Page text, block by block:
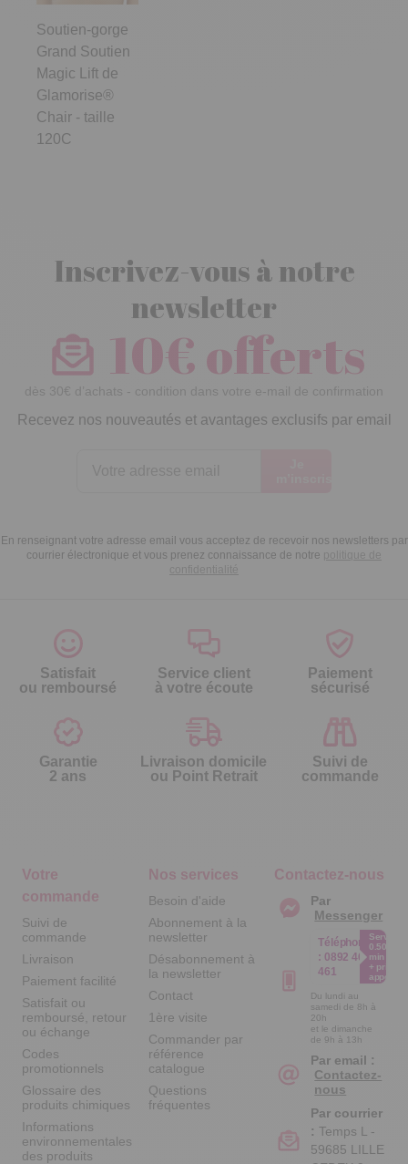
Soutien-gorge
Grand Soutien
Magic Lift de
Glamorise®
Chair - taille
120C
Inscrivez-vous à notre
newsletter
10€ offerts
dès 30€ d’achats - condition dans votre e-mail de confirmation
Recevez nos nouveautés et avantages exclusifs par email
En renseignant votre adresse email vous acceptez de recevoir nos newsletters par
courrier électronique et vous prenez connaissance de notre politique de
confidentialité
Satisfait
ou remboursé
Service client
à votre écoute
Paiement
sécurisé
Garantie
2 ans
Livraison domicile
ou Point Retrait
Suivi de
commande
Votre
commande
Suivi de
commande
Livraison
Paiement facilité
Satisfait ou
remboursé, retour
ou échange
Codes
promotionnels
Glossaire des
produits chimiques
Informations
environnementales
des produits
Nos services
Besoin d'aide
Abonnement à la
newsletter
Désabonnement à
la newsletter
Contact
1ère visite
Commander par
référence
catalogue
Questions
fréquentes
Contactez-nous
Par
Messenger
Téléphone
: 0892 461
461
Service
0.50€ /
min
+ prix
appel
Du lundi au
samedi de 8h à
20h
et le dimanche
de 9h à 13h
Par email :
Contactez-
nous
Par courrier
: Temps L -
59685 LILLE